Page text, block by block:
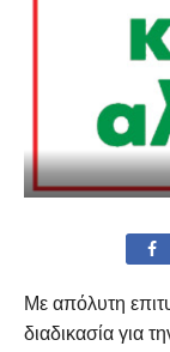
Με απόλυτη
διαδικασία για